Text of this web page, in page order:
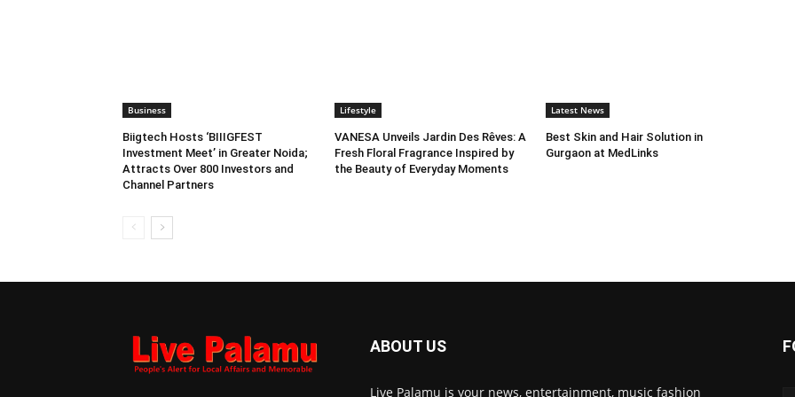
Business
Biigtech Hosts ‘BIIIGFEST
Investment Meet’ in Greater Noida;
Attracts Over 800 Investors and
Channel Partners
Lifestyle
VANESA Unveils Jardin Des Rêves: A
Fresh Floral Fragrance Inspired by
the Beauty of Everyday Moments
Latest News
Best Skin and Hair Solution in
Gurgaon at MedLinks
ABOUT US
Live Palamu is your news, entertainment, music fashion